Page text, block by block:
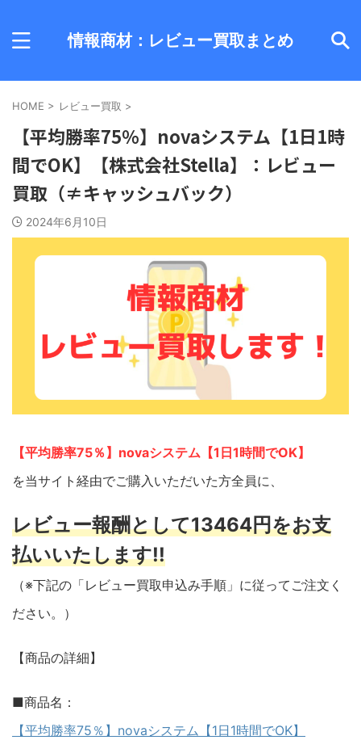
情報商材：レビュー買取まとめ
HOME > レビュー買取 >
【平均勝率75％】novaシステム【1日1時
間でOK】【株式会社Stella】：レビュー
買取（≠キャッシュバック）
2024年6月10日
【平均勝率75％】novaシステム【1日1時間でOK】
を当サイト経由でご購入いただいた方全員に、
レビュー報酬として13464円をお支
払いいたします!!
（※下記の「レビュー買取申込み手順」に従ってご注文く
ださい。）
【商品の詳細】
■商品名：
【平均勝率75％】novaシステム【1日1時間でOK】